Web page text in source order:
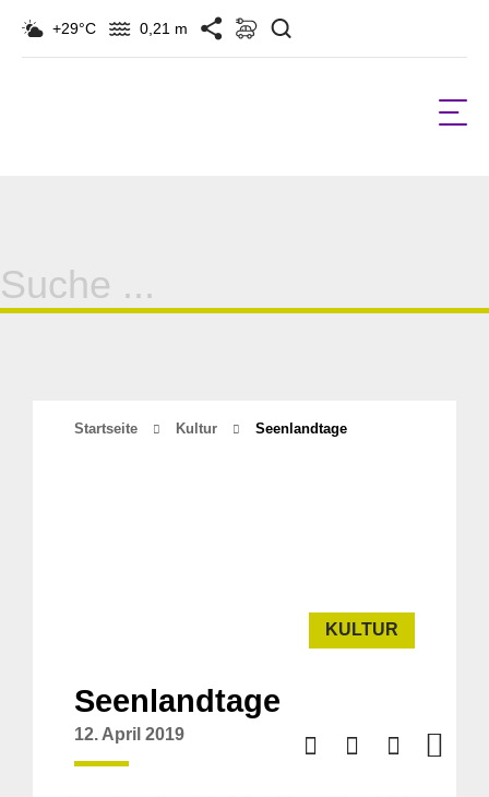
+29°C 0,21 m
Suche
für:
Startseite Kultur Seenlandtage
KULTUR
Seenlandtage
12. April 2019